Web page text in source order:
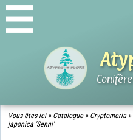
Vous êtes ici » Catalogue» Cryptomeria »
japonica 'Senni'